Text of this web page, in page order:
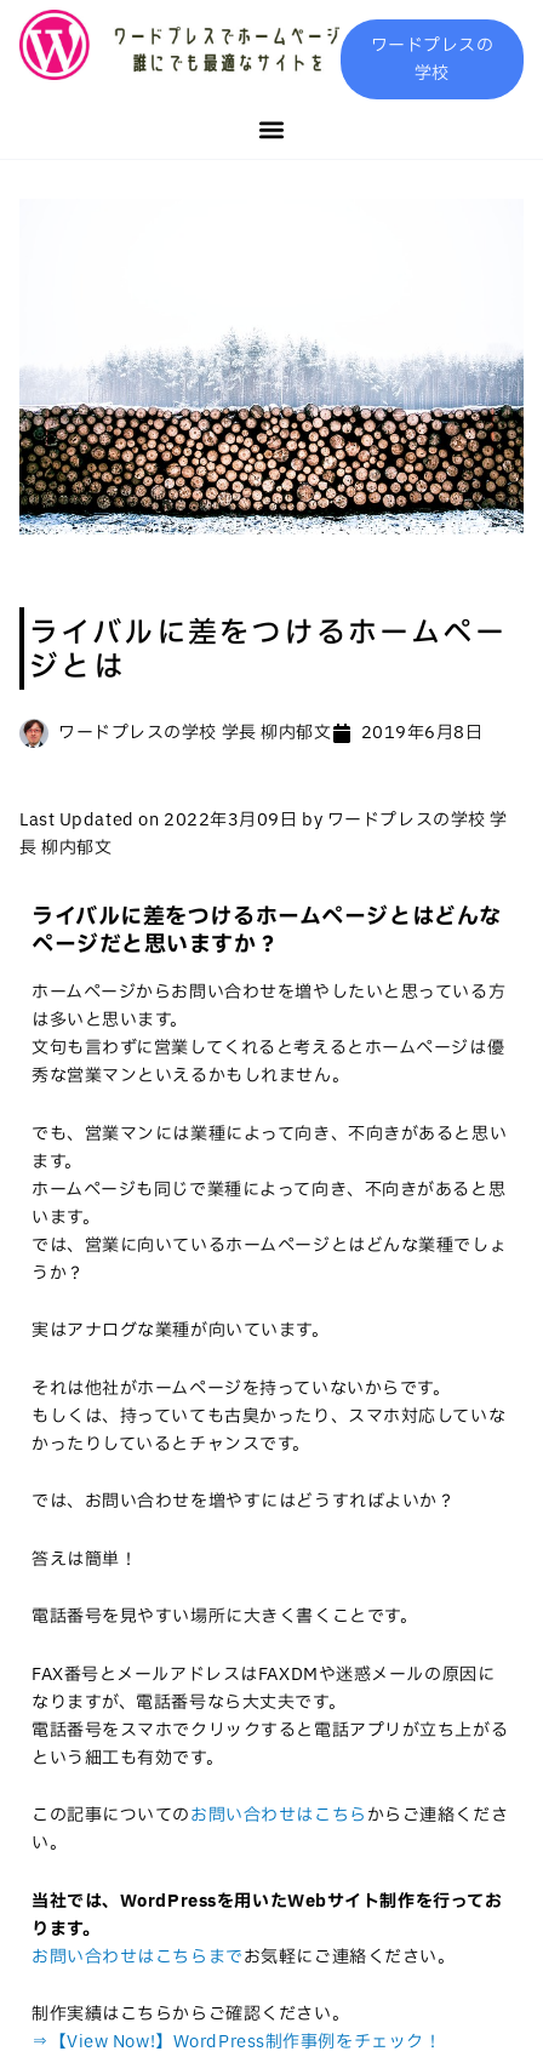
ワードプレスの
学校
ライバルに差をつけるホームペー
ジとは
ワードプレスの学校 学長 柳内郁文 2019年6月8日
Last Updated on 2022年3月09日 by ワードプレスの学校 学
長 柳内郁文
ライバルに差をつけるホームページとはどんな
ページだと思いますか？
ホームページからお問い合わせを増やしたいと思っている方
は多いと思います。
文句も言わずに営業してくれると考えるとホームページは優
秀な営業マンといえるかもしれません。
でも、営業マンには業種によって向き、不向きがあると思い
ます。
ホームページも同じで業種によって向き、不向きがあると思
います。
では、営業に向いているホームページとはどんな業種でしょ
うか？
実はアナログな業種が向いています。
それは他社がホームページを持っていないからです。
もしくは、持っていても古臭かったり、スマホ対応していな
かったりしているとチャンスです。
では、お問い合わせを増やすにはどうすればよいか？
答えは簡単！
電話番号を見やすい場所に大きく書くことです。
FAX番号とメールアドレスはFAXDMや迷惑メールの原因に
なりますが、電話番号なら大丈夫です。
電話番号をスマホでクリックすると電話アプリが立ち上がる
という細工も有効です。
この記事についてのお問い合わせはこちらからご連絡くださ
い。
当社では、WordPressを用いたWebサイト制作を行ってお
ります。
お問い合わせはこちらまでお気軽にご連絡ください。
制作実績はこちらからご確認ください。
⇒【View Now!】WordPress制作事例をチェック！